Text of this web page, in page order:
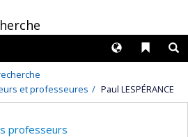
Liens
Langues
et professeures
Paul LESPÉRANCE
professeurs